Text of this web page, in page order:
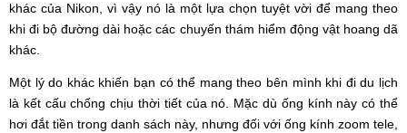
khác của Nikon, vì vậy nó là một lựa chọn tuyệt vời để mang theo
khi đi bộ đường dài hoặc các chuyến thám hiểm động vật hoang dã
khác.
Một lý do khác khiến bạn có thể mang theo bên mình khi đi du lịch
là kết cấu chống chịu thời tiết của nó. Mặc dù ống kính này có thể
hơi đắt tiền trong danh sách này, nhưng đối với ống kính zoom tele,